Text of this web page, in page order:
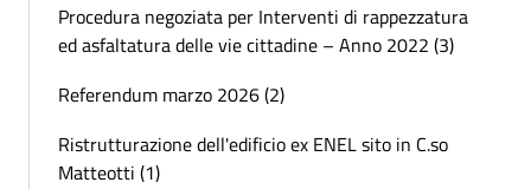
Procedura negoziata per Interventi di rappezzatura
ed asfaltatura delle vie cittadine – Anno 2022 (3)
Referendum marzo 2026 (2)
Ristrutturazione dell'edificio ex ENEL sito in C.so
Matteotti (1)